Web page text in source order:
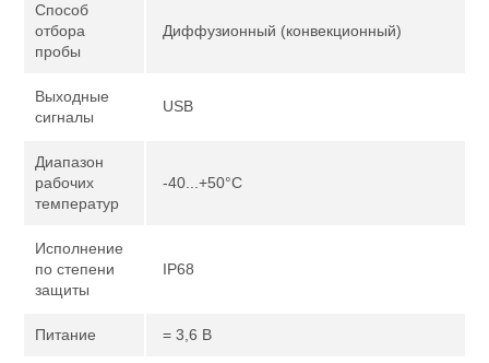
Способ
отбора
пробы
Диффузионный (конвекционный)
Выходные
сигналы
USB
Диапазон
рабочих
температур
-40...+50°C
Исполнение
по степени
защиты
IP68
Питание = 3,6 В